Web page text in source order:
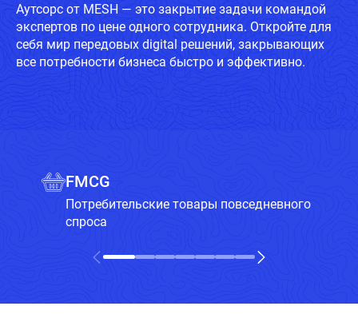
Аутсорс от MESH — это закрытие задачи командой
экспертов по цене одного сотрудника. Откройте для
себя мир передовых digital решений, закрывающих
все потребности бизнеса быстро и эффективно.
FMCG
Потребительские товары повседневного
спроса